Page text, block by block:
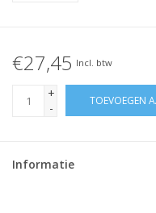
€27,45 Incl. btw
+
-
TOEVOEGEN
Informatie